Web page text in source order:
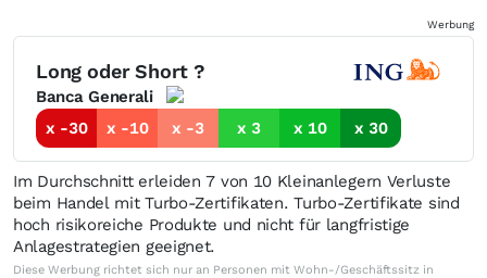
Werbung
Long oder Short ?
Banca Generali
x -30
x -10 x -3 x 3 x 10 x 30
Im Durchschnitt erleiden 7 von 10 Kleinanlegern Verluste
beim Handel mit Turbo-Zertifikaten. Turbo-Zertifikate sind
hoch risikoreiche Produkte und nicht für langfristige
Anlagestrategien geeignet.
Diese Werbung richtet sich nur an Personen mit Wohn-/Geschäftssitz in